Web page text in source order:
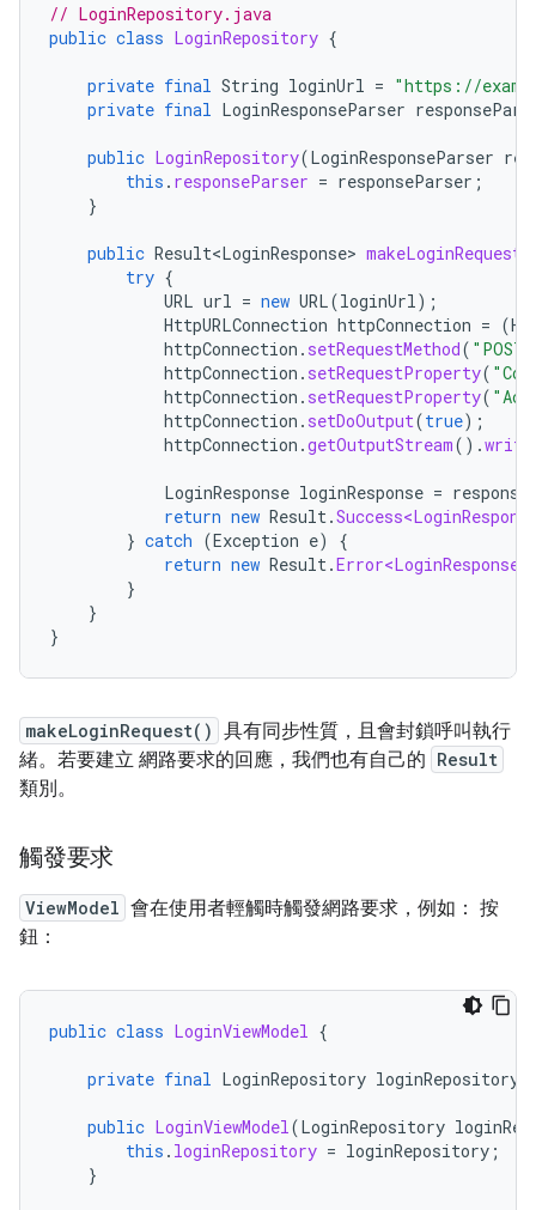
// LoginRepository.java
public class LoginRepository {
private final String loginUrl = "https://
private final LoginResponseParser
public LoginRepository(LoginResponseParser
this . responseParser = responseParser ;
}
public Result<LoginResponse> makeLoginRequest
try {
URL url = new URL(loginUrl);
HttpURLConnection httpConnection = (
httpConnection . setRequestMethod( "POST"
httpConnection . setRequestProperty(
httpConnection . setRequestProperty(
httpConnection . setDoOutput(true);
httpConnection .getOutputStream().write
LoginResponse loginResponse =
return new Result.
} catch (Exception e)
{
return new Result.Error<LoginResponse>
}
}
}
makeLoginRequest() 具有同步性質，且會封鎖呼叫執行
緒。若要建立 網路要求的回應，我們也有自己的 Result
類別。
觸發要求
ViewModel 會在使用者輕觸時觸發網路要求，例如： 按
鈕：
public class LoginViewModel {
private final LoginRepository loginRepository
public LoginViewModel(LoginRepository
this . loginRepository = loginRepository ;
}